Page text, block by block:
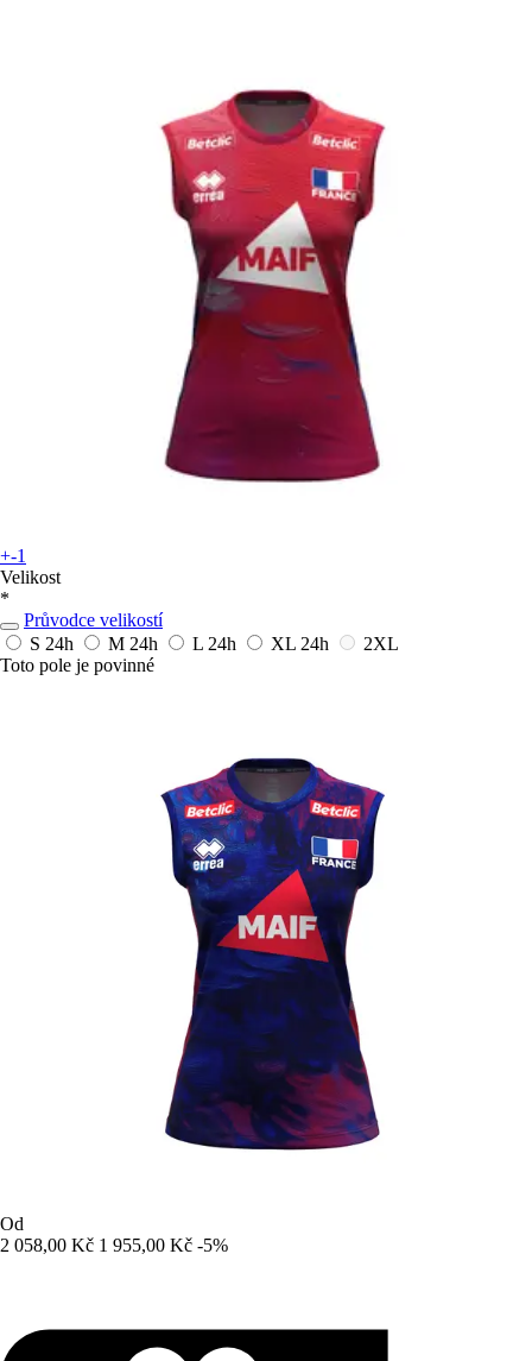
+-1
Velikost
*
Průvodce velikostí
S 24h M 24h L 24h XL 24h
2XL
Toto pole je povinné
Od
2 058,00 Kč 1 955,00 Kč -5%